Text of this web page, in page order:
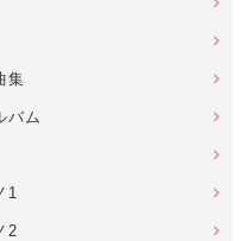
集
バム
1
2